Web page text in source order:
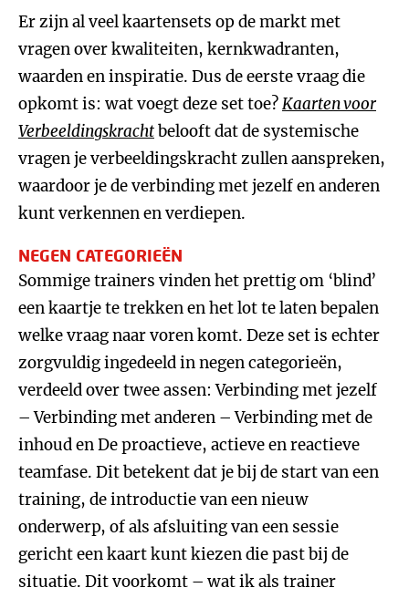
Er zijn al veel kaartensets op de markt met
vragen over kwaliteiten, kernkwadranten,
waarden en inspiratie. Dus de eerste vraag die
opkomt is: wat voegt deze set toe?Kaarten voor
Verbeeldingskrachtbelooft dat de systemische
vragen je verbeeldingskracht zullen aanspreken,
waardoor je de verbinding met jezelf en anderen
kunt verkennen en verdiepen.
NEGEN CATEGORIEËN
Sommige trainers vinden het prettig om ‘blind’
een kaartje te trekken en het lot te laten bepalen
welke vraag naar voren komt. Deze set is echter
zorgvuldig ingedeeld in negen categorieën,
verdeeld over twee assen: Verbinding met jezelf
– Verbinding met anderen – Verbinding met de
inhoud en De proactieve, actieve en reactieve
teamfase. Dit betekent dat je bij de start van een
training, de introductie van een nieuw
onderwerp, of als afsluiting van een sessie
gericht een kaart kunt kiezen die past bij de
situatie. Dit voorkomt – wat ik als trainer